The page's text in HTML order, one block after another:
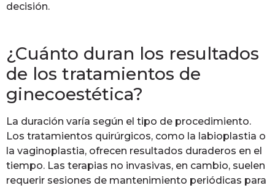
decisión.
¿Cuánto duran los resultados
de los tratamientos de
ginecoestética?
La duración varía según el tipo de procedimiento.
Los tratamientos quirúrgicos, como la labioplastia o
la vaginoplastia, ofrecen resultados duraderos en el
tiempo. Las terapias no invasivas, en cambio, suelen
requerir sesiones de mantenimiento periódicas para